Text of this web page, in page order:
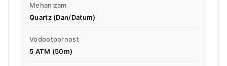
Mehanizam
Quartz (Dan/Datum)
Vodootpornost
5 ATM (50m)